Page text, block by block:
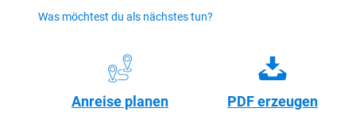
Was möchtest du als nächstes tun?
Anreise planen PDF erzeugen